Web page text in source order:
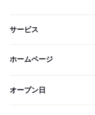
サービス
ホームページ
オープン日